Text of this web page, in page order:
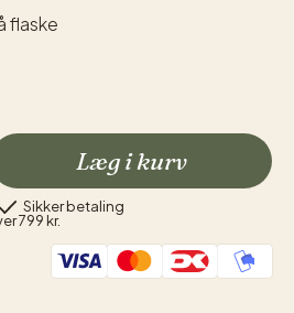
flaske
Læg i kurv
Sikker betaling
799 kr.